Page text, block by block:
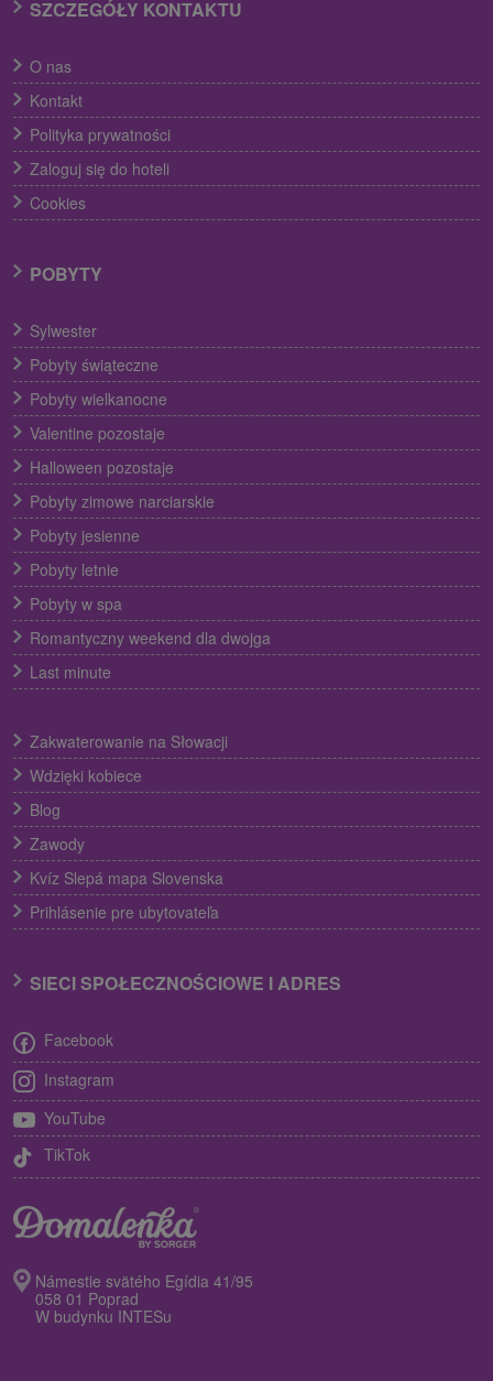
SZCZEGÓŁY KONTAKTU
O nas
Kontakt
Polityka prywatności
Zaloguj się do hoteli
Cookies
POBYTY
Sylwester
Pobyty świąteczne
Pobyty wielkanocne
Valentine pozostaje
Halloween pozostaje
Pobyty zimowe narciarskie
Pobyty jesienne
Pobyty letnie
Pobyty w spa
Romantyczny weekend dla dwojga
Last minute
Zakwaterowanie na Słowacji
Wdzięki kobiece
Blog
Zawody
Kvíz Slepá mapa Slovenska
Prihlásenie pre ubytovateľa
SIECI SPOŁECZNOŚCIOWE I ADRES
Facebook
Instagram
YouTube
TikTok
Námestie svätého Egídia 41/95
058 01 Poprad
W budynku INTESu